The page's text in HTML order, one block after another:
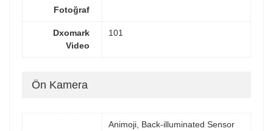
Fotoğraf
Dxomark
Video
101
Ön Kamera
Animoji, Back-illuminated Sensor